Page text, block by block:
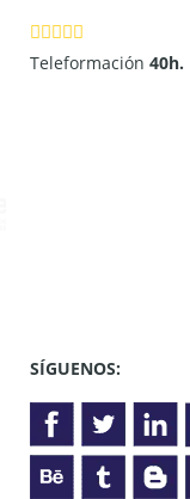
Teleformación40h.
SÍGUENOS: